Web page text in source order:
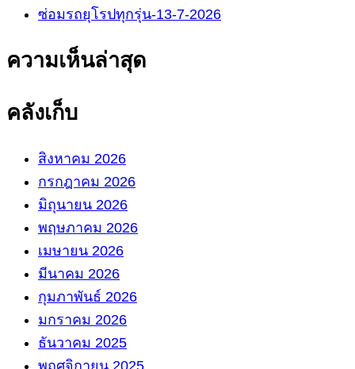
ซ่อมรถยุโรปทุกรุ่น-13-7-2026
ความเห็นล่าสุด
คลังเก็บ
สิงหาคม 2026
กรกฎาคม 2026
มิถุนายน 2026
พฤษภาคม 2026
เมษายน 2026
มีนาคม 2026
กุมภาพันธ์ 2026
มกราคม 2026
ธันวาคม 2025